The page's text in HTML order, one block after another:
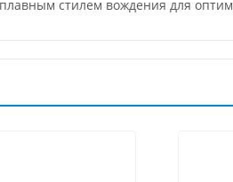
стилем вождения для